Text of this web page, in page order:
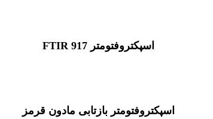
اسپکتروفتومتر FTIR 917
اسپکتروفتومتر بازتابی مادون قرمز